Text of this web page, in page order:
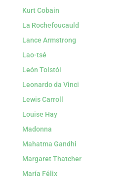
Kurt Cobain
La Rochefoucauld
Lance Armstrong
Lao-tsé
León Tolstói
Leonardo da Vinci
Lewis Carroll
Louise Hay
Madonna
Mahatma Gandhi
Margaret Thatcher
María Félix